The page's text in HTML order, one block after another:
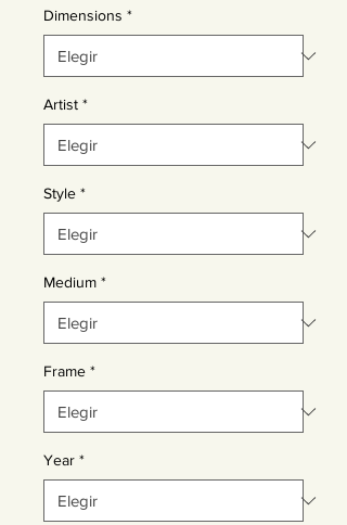
Dimensions *
Artist *
Style *
Medium *
Frame *
Year *